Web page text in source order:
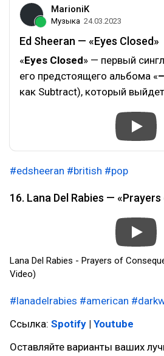
MarioniK
Музыка 24.03.2023
Ed Sheeran — «Eyes Closed»
«Eyes Closed» — первый сингл
его предстоящего альбома «–
как Subtract), который
#edsheeran #british #pop
16. Lana Del Rabies —
Lana Del Rabies - Prayers of
Video)
#lanadelrabies #american
Ссылка: Spotify | Youtube
Оставляйте варианты ваших